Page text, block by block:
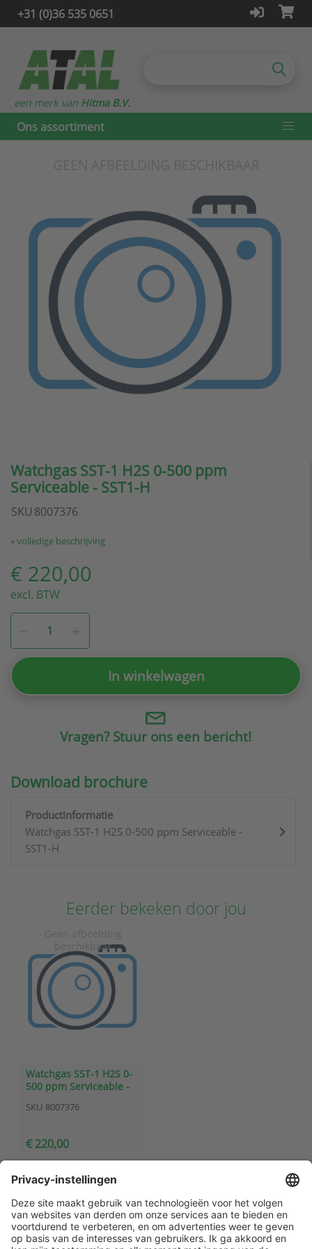
+31 (0)36 535 0651
Ons assortiment
een merk van Hitma B.V.
Watchgas SST-1 H2S 0-500 ppm
Serviceable - SST1-H
SKU 8007376
» volledige beschrijving
€ 220,00
excl. BTW
In winkelwagen
Vragen? Stuur ons een bericht!
Download brochure
Productinformatie
Watchgas SST-1 H2S 0-500 ppm Serviceable -
SST1-H
Eerder bekeken door jou
Watchgas SST-1 H2S 0-
500 ppm Serviceable -
SKU 8007376
€ 220,00
Klantenservice